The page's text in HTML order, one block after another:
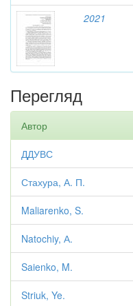
2021
Перегляд
Автор
ДДУВС
Стахура, А. П.
Maliarenko, S.
Natochiy, А.
Saienko, M.
Striuk, Ye.